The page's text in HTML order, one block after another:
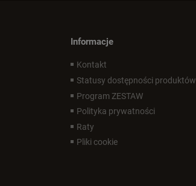
Informacje
Kontakt
Statusy dostępności produktów
Program ZESTAW
Polityka prywatności
Raty
Pliki cookie